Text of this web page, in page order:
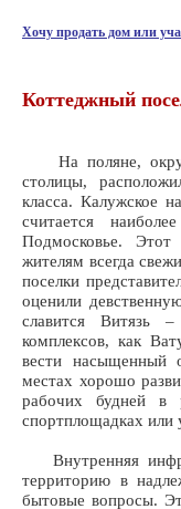
Хочу продать дом или
Коттеджный
На поляне,
столицы,
класса. Калужское
считается
Подмосковье.
жителям всегда
поселки
оценили
славится Витязь
комплексов, как
вести насыщенный
местах хорошо
рабочих будней в
спортплощадках или
Внутренняя
территорию в
бытовые вопросы.